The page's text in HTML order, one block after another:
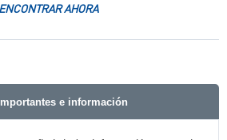
ENCONTRAR AHORA
e información